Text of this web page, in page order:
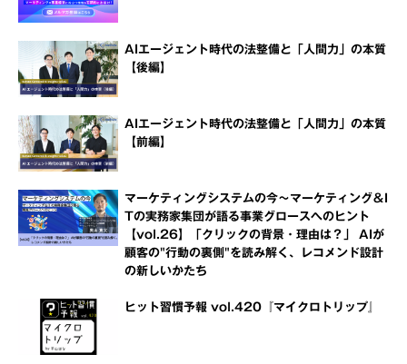
AIエージェント時代の法整備と「人間力」の本質
【後編】
AIエージェント時代の法整備と「人間力」の本質
【前編】
マーケティングシステムの今～マーケティング＆I
Tの実務家集団が語る事業グロースへのヒント
【vol.26】「クリックの背景・理由は？」 AIが
顧客の"行動の裏側"を読み解く、レコメンド設計
の新しいかたち
ヒット習慣予報 vol.420『マイクロトリップ』